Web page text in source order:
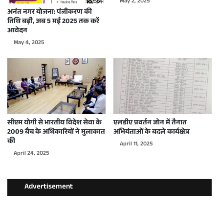
अनंत नगर योजना: पंजीकरण की
तिथि बढ़ी, अब 5 मई 2025 तक करें
आवेदन
May 4, 2025
सीएम योगी से भारतीय विदेश सेवा के
2009 बैच के अधिकारियों ने मुलाकात
की
April 24, 2025
एलडीए प्रवर्तन जोन में तैनात
अभियंताओं के बदले कार्यक्षेत्र
April 11, 2025
Advertisement